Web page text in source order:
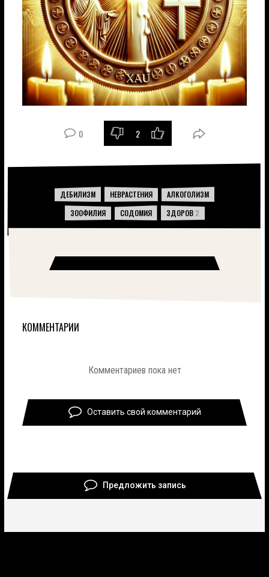
0 - 2 +
ДЕБИЛИЗМ НЕВРАСТЕНИЯ
АЛКОГОЛИЗМ
ЗООФИЛИЯ
СОДОМИЯ ЗДОРОВ 2
КОММЕНТАРИИ
Оставить свой комментарий
Комментариев пока нет
Предложить запись